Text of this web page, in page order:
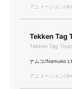
アニメーション/
Tekken Tag
Tekken Tag
ナムコ/Namuko
アニメーション/